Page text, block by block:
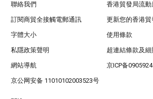
聯絡我們 香港貿發局流
訂閱商貿全接觸電郵通訊 更新您的香港
字體大小 使用條款
私隱政策聲明 超連結條款及細
網站導航 京ICP备
京公网安备 11010102003523号